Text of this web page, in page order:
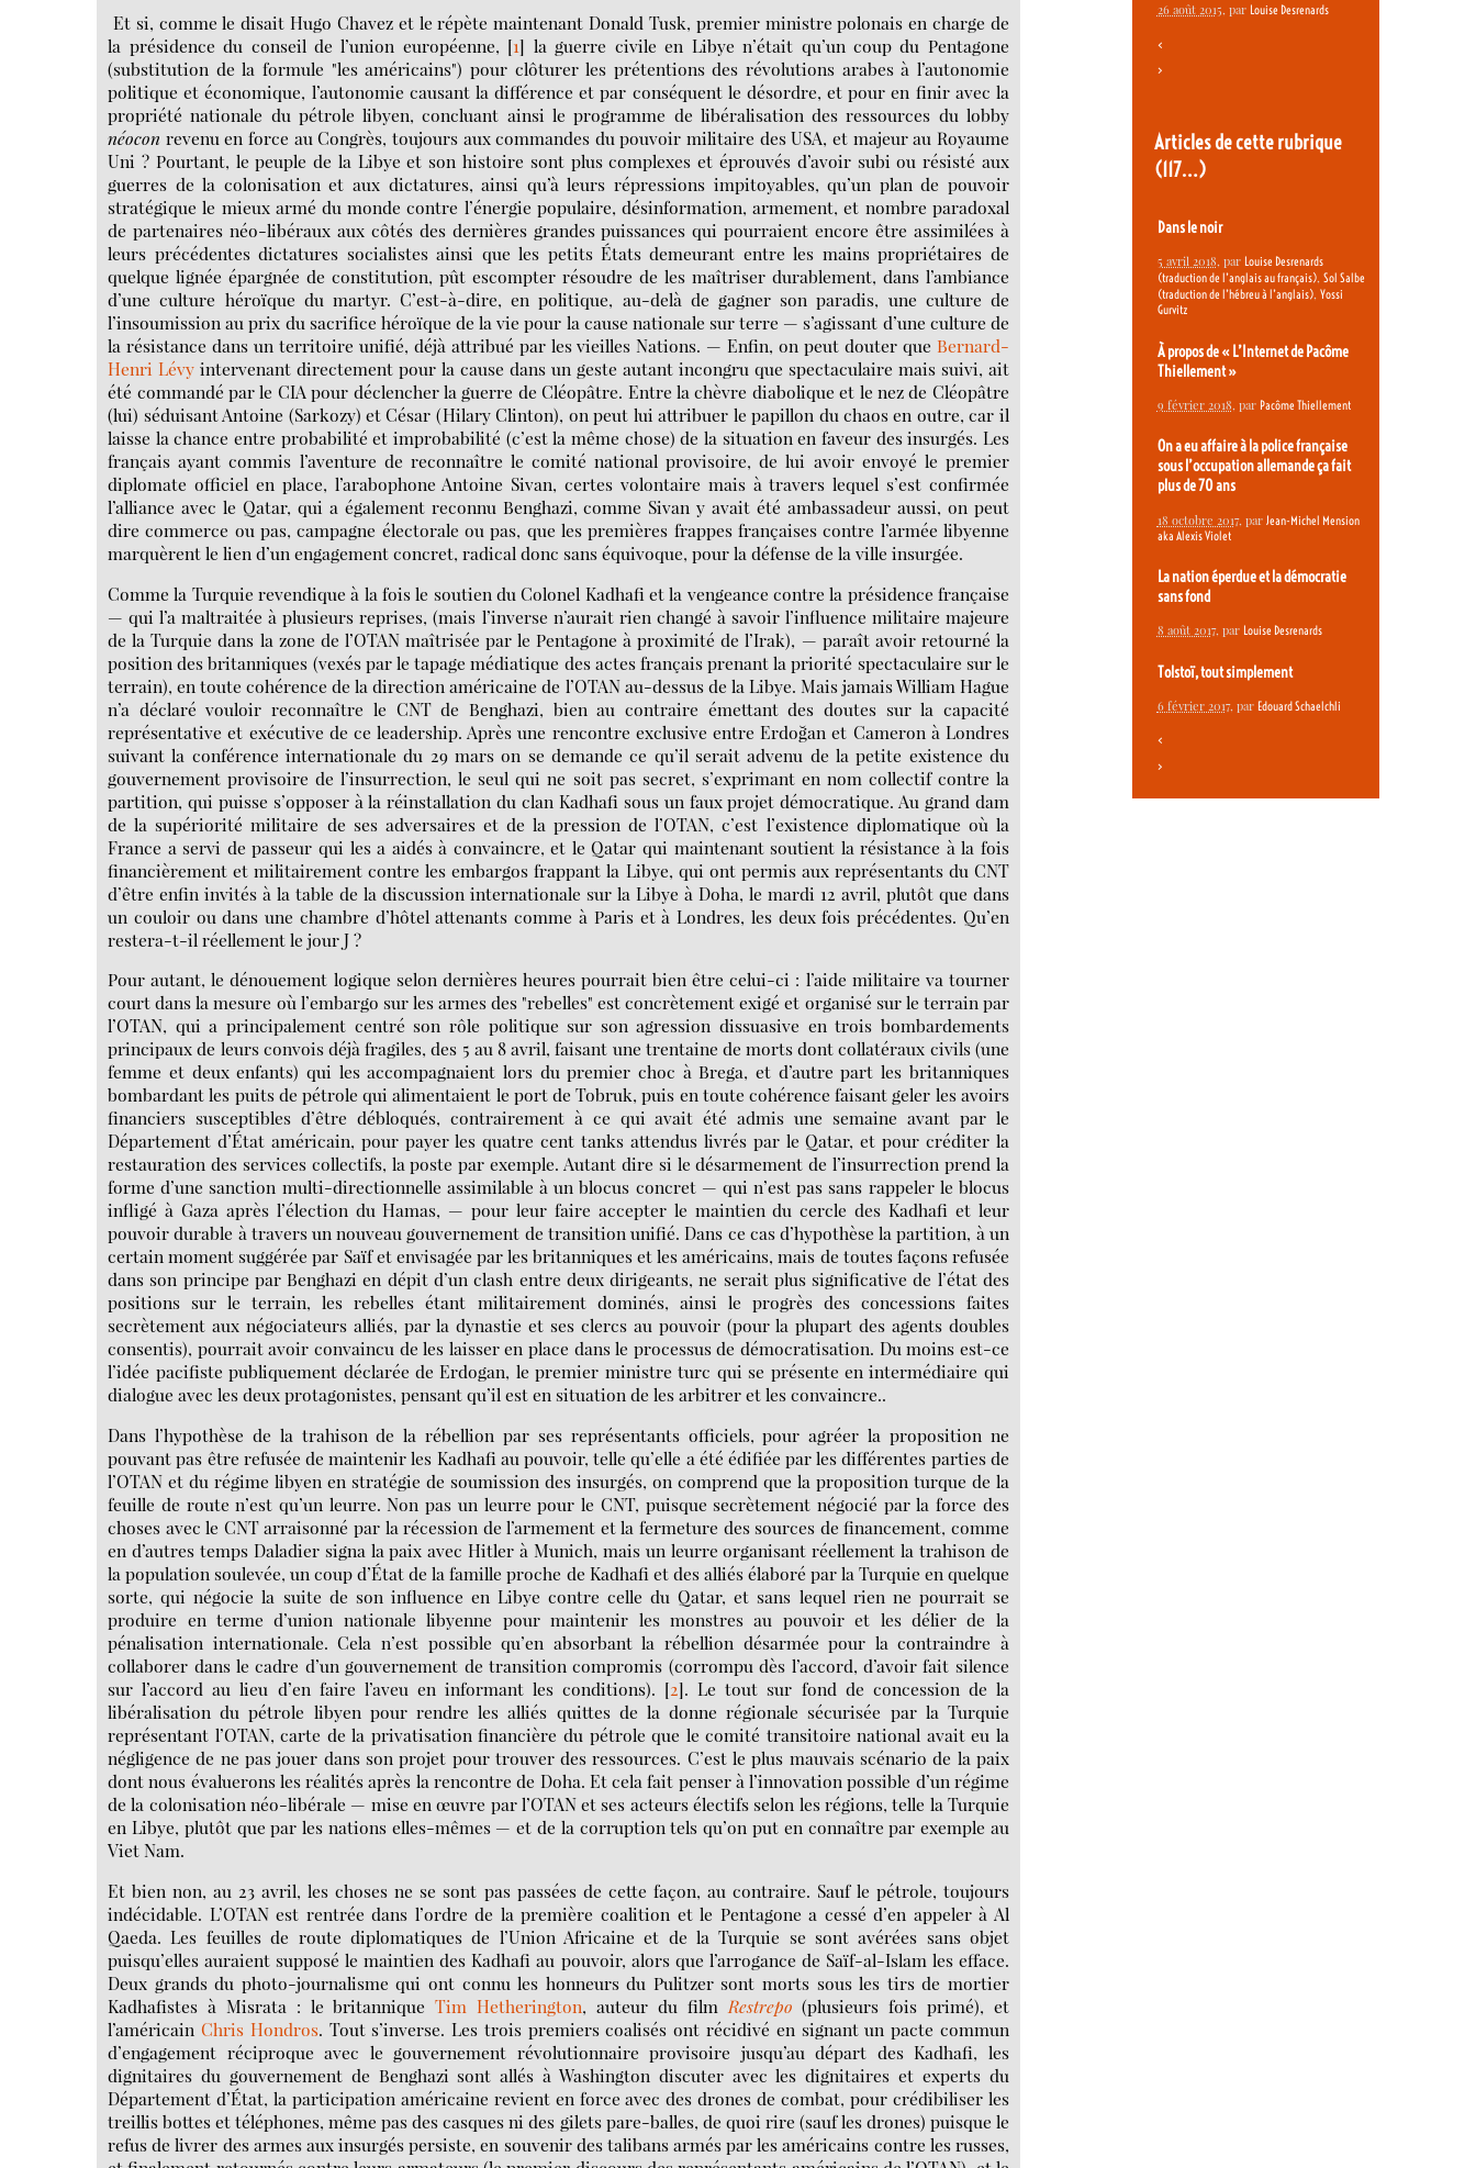
Et si, comme le disait Hugo Chavez et le répète maintenant Donald Tusk, premier ministre polonais en charge de
la présidence du conseil de l’union européenne, [1] la guerre civile en Libye n’était qu’un coup du Pentagone
(substitution de la formule "les américains") pour clôturer les prétentions des révolutions arabes à l’autonomie
politique et économique, l’autonomie causant la différence et par conséquent le désordre, et pour en finir avec la
propriété nationale du pétrole libyen, concluant ainsi le programme de libéralisation des ressources du lobby
néocon revenu en force au Congrès, toujours aux commandes du pouvoir militaire des USA, et majeur au Royaume
Uni ? Pourtant, le peuple de la Libye et son histoire sont plus complexes et éprouvés d’avoir subi ou résisté aux
guerres de la colonisation et aux dictatures, ainsi qu’à leurs répressions impitoyables, qu’un plan de pouvoir
stratégique le mieux armé du monde contre l’énergie populaire, désinformation, armement, et nombre paradoxal
de partenaires néo-libéraux aux côtés des dernières grandes puissances qui pourraient encore être assimilées à
leurs précédentes dictatures socialistes ainsi que les petits États demeurant entre les mains propriétaires de
quelque lignée épargnée de constitution, pût escompter résoudre de les maîtriser durablement, dans l’ambiance
d’une culture héroïque du martyr. C’est-à-dire, en politique, au-delà de gagner son paradis, une culture de
l’insoumission au prix du sacrifice héroïque de la vie pour la cause nationale sur terre — s’agissant d’une culture de
la résistance dans un territoire unifié, déjà attribué par les vieilles Nations. — Enfin, on peut douter que Bernard-
Henri Lévy intervenant directement pour la cause dans un geste autant incongru que spectaculaire mais suivi, ait
été commandé par le CIA pour déclencher la guerre de Cléopâtre. Entre la chèvre diabolique et le nez de Cléopâtre
(lui) séduisant Antoine (Sarkozy) et César (Hilary Clinton), on peut lui attribuer le papillon du chaos en outre, car il
laisse la chance entre probabilité et improbabilité (c’est la même chose) de la situation en faveur des insurgés. Les
français ayant commis l’aventure de reconnaître le comité national provisoire, de lui avoir envoyé le premier
diplomate officiel en place, l’arabophone Antoine Sivan, certes volontaire mais à travers lequel s’est confirmée
l’alliance avec le Qatar, qui a également reconnu Benghazi, comme Sivan y avait été ambassadeur aussi, on peut
dire commerce ou pas, campagne électorale ou pas, que les premières frappes françaises contre l’armée libyenne
marquèrent le lien d’un engagement concret, radical donc sans équivoque, pour la défense de la ville insurgée.
Comme la Turquie revendique à la fois le soutien du Colonel Kadhafi et la vengeance contre la présidence française
— qui l’a maltraitée à plusieurs reprises, (mais l’inverse n’aurait rien changé à savoir l’influence militaire majeure
de la Turquie dans la zone de l’OTAN maîtrisée par le Pentagone à proximité de l’Irak), — paraît avoir retourné la
position des britanniques (vexés par le tapage médiatique des actes français prenant la priorité spectaculaire sur le
terrain), en toute cohérence de la direction américaine de l’OTAN au-dessus de la Libye. Mais jamais William Hague
n’a déclaré vouloir reconnaître le CNT de Benghazi, bien au contraire émettant des doutes sur la capacité
représentative et exécutive de ce leadership. Après une rencontre exclusive entre Erdoğan et Cameron à Londres
suivant la conférence internationale du 29 mars on se demande ce qu’il serait advenu de la petite existence du
gouvernement provisoire de l’insurrection, le seul qui ne soit pas secret, s’exprimant en nom collectif contre la
partition, qui puisse s’opposer à la réinstallation du clan Kadhafi sous un faux projet démocratique. Au grand dam
de la supériorité militaire de ses adversaires et de la pression de l’OTAN, c’est l’existence diplomatique où la
France a servi de passeur qui les a aidés à convaincre, et le Qatar qui maintenant soutient la résistance à la fois
financièrement et militairement contre les embargos frappant la Libye, qui ont permis aux représentants du CNT
d’être enfin invités à la table de la discussion internationale sur la Libye à Doha, le mardi 12 avril, plutôt que dans
un couloir ou dans une chambre d’hôtel attenants comme à Paris et à Londres, les deux fois précédentes. Qu’en
restera-t-il réellement le jour J ?
Pour autant, le dénouement logique selon dernières heures pourrait bien être celui-ci : l’aide militaire va tourner
court dans la mesure où l’embargo sur les armes des "rebelles" est concrètement exigé et organisé sur le terrain par
l’OTAN, qui a principalement centré son rôle politique sur son agression dissuasive en trois bombardements
principaux de leurs convois déjà fragiles, des 5 au 8 avril, faisant une trentaine de morts dont collatéraux civils (une
femme et deux enfants) qui les accompagnaient lors du premier choc à Brega, et d’autre part les britanniques
bombardant les puits de pétrole qui alimentaient le port de Tobruk, puis en toute cohérence faisant geler les avoirs
financiers susceptibles d’être débloqués, contrairement à ce qui avait été admis une semaine avant par le
Département d’État américain, pour payer les quatre cent tanks attendus livrés par le Qatar, et pour créditer la
restauration des services collectifs, la poste par exemple. Autant dire si le désarmement de l’insurrection prend la
forme d’une sanction multi-directionnelle assimilable à un blocus concret — qui n’est pas sans rappeler le blocus
infligé à Gaza après l’élection du Hamas, — pour leur faire accepter le maintien du cercle des Kadhafi et leur
pouvoir durable à travers un nouveau gouvernement de transition unifié. Dans ce cas d’hypothèse la partition, à un
certain moment suggérée par Saïf et envisagée par les britanniques et les américains, mais de toutes façons refusée
dans son principe par Benghazi en dépit d’un clash entre deux dirigeants, ne serait plus significative de l’état des
positions sur le terrain, les rebelles étant militairement dominés, ainsi le progrès des concessions faites
secrètement aux négociateurs alliés, par la dynastie et ses clercs au pouvoir (pour la plupart des agents doubles
consentis), pourrait avoir convaincu de les laisser en place dans le processus de démocratisation. Du moins est-ce
l’idée pacifiste publiquement déclarée de Erdogan, le premier ministre turc qui se présente en intermédiaire qui
dialogue avec les deux protagonistes, pensant qu’il est en situation de les arbitrer et les convaincre..
Dans l’hypothèse de la trahison de la rébellion par ses représentants officiels, pour agréer la proposition ne
pouvant pas être refusée de maintenir les Kadhafi au pouvoir, telle qu’elle a été édifiée par les différentes parties de
l’OTAN et du régime libyen en stratégie de soumission des insurgés, on comprend que la proposition turque de la
feuille de route n’est qu’un leurre. Non pas un leurre pour le CNT, puisque secrètement négocié par la force des
choses avec le CNT arraisonné par la récession de l’armement et la fermeture des sources de financement, comme
en d’autres temps Daladier signa la paix avec Hitler à Munich, mais un leurre organisant réellement la trahison de
la population soulevée, un coup d’État de la famille proche de Kadhafi et des alliés élaboré par la Turquie en quelque
sorte, qui négocie la suite de son influence en Libye contre celle du Qatar, et sans lequel rien ne pourrait se
produire en terme d’union nationale libyenne pour maintenir les monstres au pouvoir et les délier de la
pénalisation internationale. Cela n’est possible qu’en absorbant la rébellion désarmée pour la contraindre à
collaborer dans le cadre d’un gouvernement de transition compromis (corrompu dès l’accord, d’avoir fait silence
sur l’accord au lieu d’en faire l’aveu en informant les conditions). [2]. Le tout sur fond de concession de la
libéralisation du pétrole libyen pour rendre les alliés quittes de la donne régionale sécurisée par la Turquie
représentant l’OTAN, carte de la privatisation financière du pétrole que le comité transitoire national avait eu la
négligence de ne pas jouer dans son projet pour trouver des ressources. C’est le plus mauvais scénario de la paix
dont nous évaluerons les réalités après la rencontre de Doha. Et cela fait penser à l’innovation possible d’un régime
de la colonisation néo-libérale — mise en œuvre par l’OTAN et ses acteurs électifs selon les régions, telle la Turquie
en Libye, plutôt que par les nations elles-mêmes — et de la corruption tels qu’on put en connaître par exemple au
Viet Nam.
Et bien non, au 23 avril, les choses ne se sont pas passées de cette façon, au contraire. Sauf le pétrole, toujours
indécidable. L’OTAN est rentrée dans l’ordre de la première coalition et le Pentagone a cessé d’en appeler à Al
Qaeda. Les feuilles de route diplomatiques de l’Union Africaine et de la Turquie se sont avérées sans objet
puisqu’elles auraient supposé le maintien des Kadhafi au pouvoir, alors que l’arrogance de Saïf-al-Islam les efface.
Deux grands du photo-journalisme qui ont connu les honneurs du Pulitzer sont morts sous les tirs de mortier
Kadhafistes à Misrata : le britanniqueTim Hetherington, auteur du film Restrepo (plusieurs fois primé), et
l’américain Chris Hondros. Tout s’inverse. Les trois premiers coalisés ont récidivé en signant un pacte commun
d’engagement réciproque avec le gouvernement révolutionnaire provisoire jusqu’au départ des Kadhafi, les
dignitaires du gouvernement de Benghazi sont allés à Washington discuter avec les dignitaires et experts du
Département d’État, la participation américaine revient en force avec des drones de combat, pour crédibiliser les
treillis bottes et téléphones, même pas des casques ni des gilets pare-balles, de quoi rire (sauf les drones) puisque le
refus de livrer des armes aux insurgés persiste, en souvenir des talibans armés par les américains contre les russes,
26 août 2015, par Louise Desrenards
<
>
Articles de cette rubrique
(117…)
Dans le noir
5 avril 2018, par Louise Desrenards
(traduction de l’anglais au français), Sol Salbe
(traduction de l’hébreu à l’anglais), Yossi
Gurvitz
À propos de « L’Internet de Pacôme
Thiellement »
9 février 2018, par Pacôme Thiellement
On a eu affaire à la police française
sous l’occupation allemande ça fait
plus de 70 ans
18 octobre 2017, par Jean-Michel Mension
aka Alexis Violet
La nation éperdue et la démocratie
sans fond
8 août 2017, par Louise Desrenards
Tolstoï, tout simplement
6 février 2017, par Edouard Schaelchli
<
>